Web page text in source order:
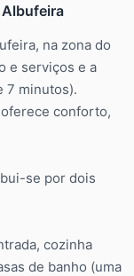
Albufeira
na zona do
e serviços e a
7 minutos).
conforto,
se por dois
cozinha
de banho (uma